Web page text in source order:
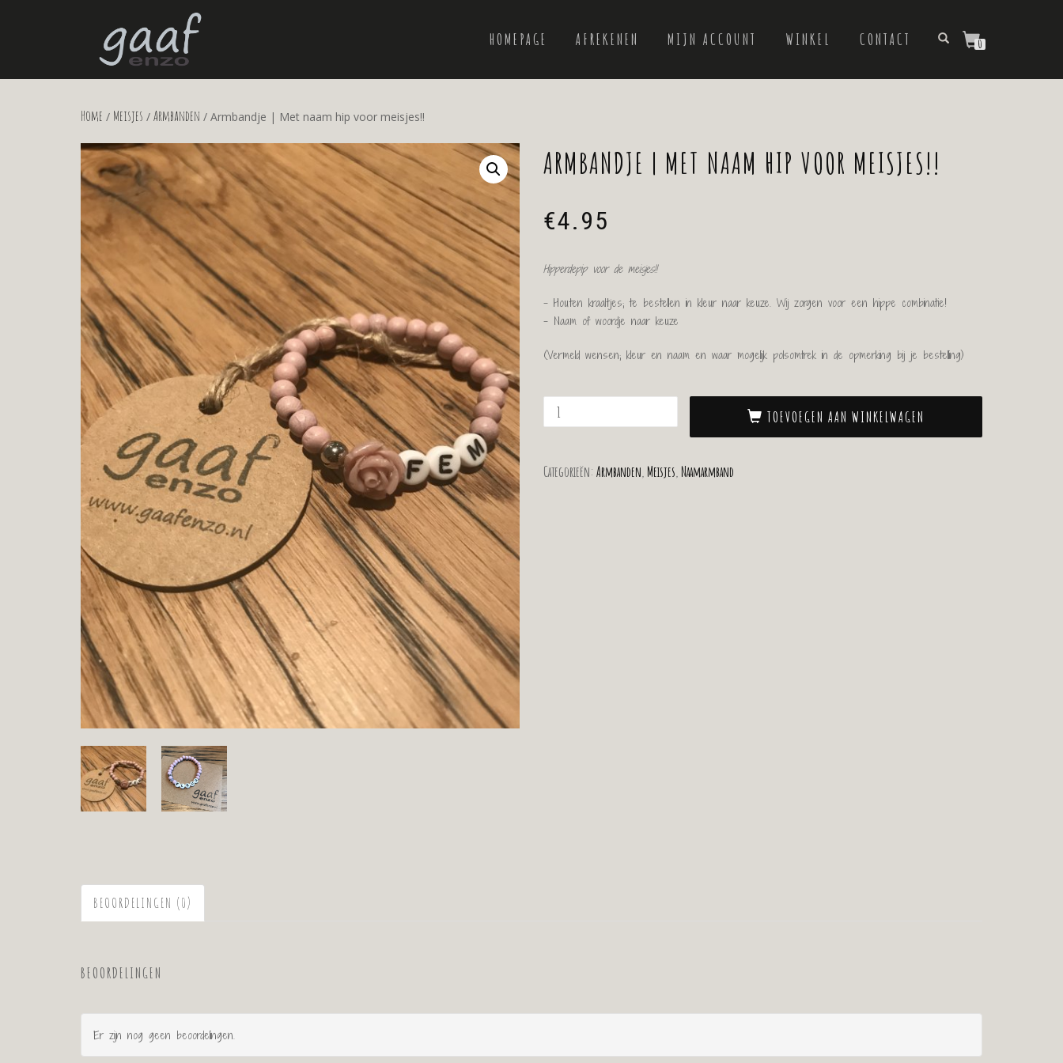
HOMEPAGE AFREKENEN MIJN ACCOUNT WINKEL CONTACT 0
Home / Meisjes / Armbanden / Armbandje | Met naam hip voor meisjes!!
ARMBANDJE | MET NAAM HIP VOOR MEISJES!!
€4.95
Hipperdepip voor de meisjes!!
– Houten kraaltjes; te bestellen in kleur naar keuze. Wij zorgen voor een hippe combinatie!
– Naam of woordje naar keuze
(Vermeld wensen; kleur en naam en waar mogelijk polsomtrek in de opmerking bij je bestelling)
TOEVOEGEN AAN WINKELWAGEN
Categorieën: Armbanden Meisjes Naamarmband
BEOORDELINGEN (0)
BEOORDELINGEN
Er zijn nog geen beoordelingen.